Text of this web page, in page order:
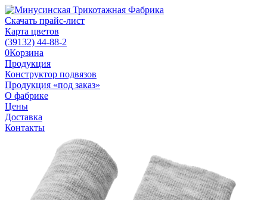
Скачать прайс-лист
Карта цветов
(39132) 44-88-2
0Корзина
Продукция
Конструктор подвязов
Продукция «под заказ»
О фабрике
Цены
Доставка
Контакты